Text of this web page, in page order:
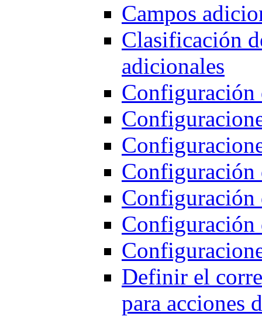
Campos
Clasificación
adicionales
Configuración
Configuración
Configuración
Configuración
Definir el
para acciones